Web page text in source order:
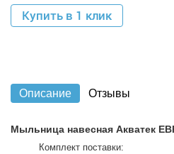
Купить в 1 клик
Описание Отзывы
Мыльница навесная Акватек
Комплект поставки: